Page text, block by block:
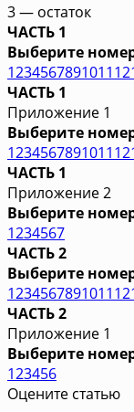
3 — остаток
ЧАСТЬ 1
Выберите
123456789101112
ЧАСТЬ 1
Приложение 1
Выберите
123456789101112
ЧАСТЬ 1
Приложение 2
Выберите
1234567
ЧАСТЬ 2
Выберите
123456789101112
ЧАСТЬ 2
Приложение 1
Выберите
123456
Оцените статью